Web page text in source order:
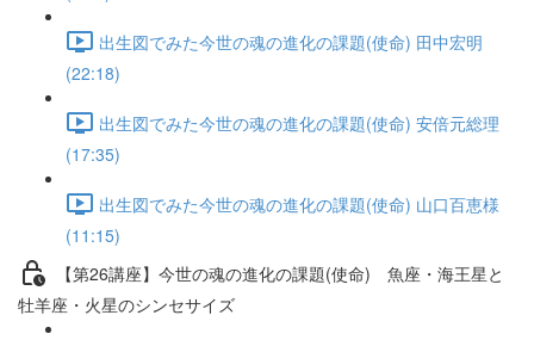
出生図でみた今世の魂の進化の課題(使命) 田中宏明
(22:18)
出生図でみた今世の魂の進化の課題(使命) 安倍元総理
(17:35)
出生図でみた今世の魂の進化の課題(使命) 山口百恵様
(11:15)
【第26講座】今世の魂の進化の課題(使命) 魚座・海王星と
牡羊座・火星のシンセサイズ